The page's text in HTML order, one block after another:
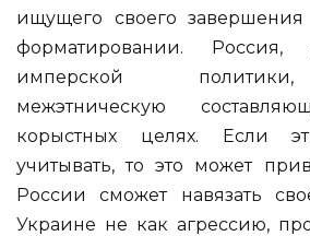
ищущего своего
форматировании. Россия,
имперской
межэтническую
корыстных целях. Если
учитывать, то это может
России сможет навязать
Украине не как агрессию,